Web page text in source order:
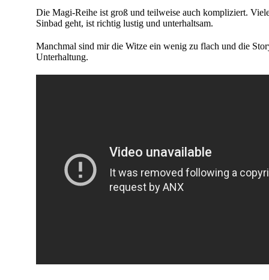
Die Magi-Reihe ist groß und teilweise auch kompliziert.
Sinbad geht, ist richtig lustig und unterhaltsam.
Manchmal sind mir die Witze ein wenig zu flach und die
Unterhaltung.